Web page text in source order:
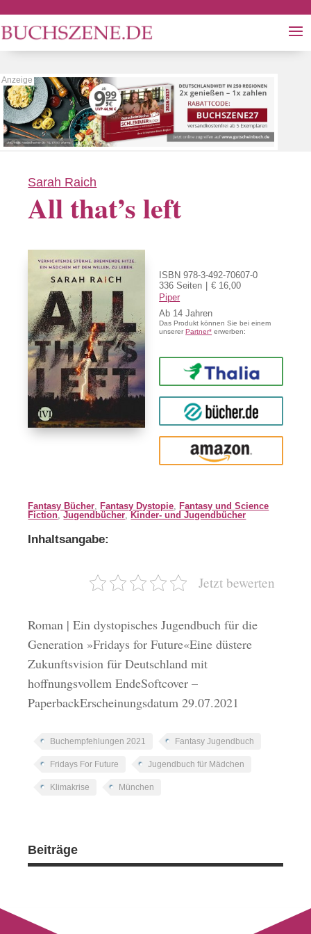
Sarah Raich
All that’s left
ISBN 978-3-492-70607-0
336 Seiten
€ 16,00
Piper
Ab 14
Das Produkt können Sie bei einem
unsererPartner* erwerben:
Thalia
buecher.de
Amazon
Fantasy Bücher, Fantasy Dystopie, Fantasy und Science
Fiction,Jugendbücher, Kinder- und Jugendbücher
Inhaltsangabe:
Jetzt bewerten
Roman | Ein dystopisches Jugendbuch für die
Generation »Fridays for Future«Eine düstere
Zukunftsvision für Deutschland mit
hoffnungsvollem EndeSoftcover –
PaperbackErscheinungsdatum 29.07.2021
Buchempfehlungen 2021 Fantasy Jugendbuch
Fridays For Future Jugendbuch für Mädchen
Klimakrise München
Beiträge